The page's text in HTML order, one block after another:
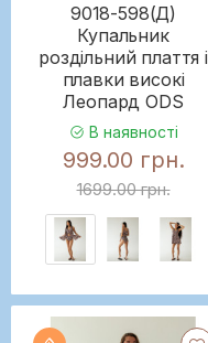
9018-598(Д)
Купальник
роздільний плаття і
плавки високі
Леопард ODS
В наявності
999.00 грн.
1699.00 грн.